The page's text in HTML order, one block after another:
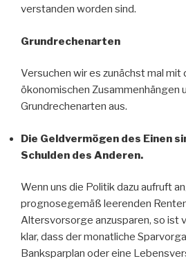
verstanden worden sind.
Grundrechenarten
Versuchen wir es zunächst mal mit
ökonomischen Zusammenhängen
Grundrechenarten aus.
Die Geldvermögen des Einen
Schulden des Anderen.
Wenn uns die Politik dazu aufruft
prognosegemäß leerenden
Altersvorsorge anzusparen, so ist
klar, dass der monatliche
Banksparplan oder eine